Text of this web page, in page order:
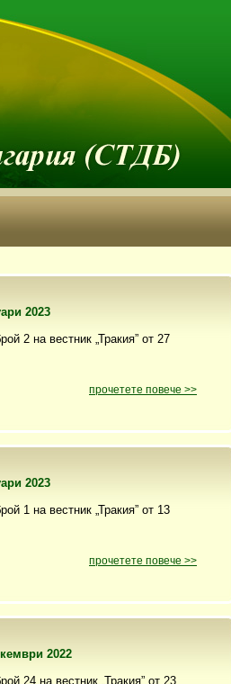
2023
2 на вестник „Тракия” от 27
прочетете повече >>
2023
1 на вестник „Тракия” от 13
прочетете повече >>
2022
24 на вестник „Тракия” от 23